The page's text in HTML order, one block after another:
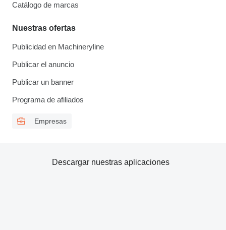
Catálogo de marcas
Nuestras ofertas
Publicidad en Machineryline
Publicar el anuncio
Publicar un banner
Programa de afiliados
Empresas
Descargar nuestras aplicaciones